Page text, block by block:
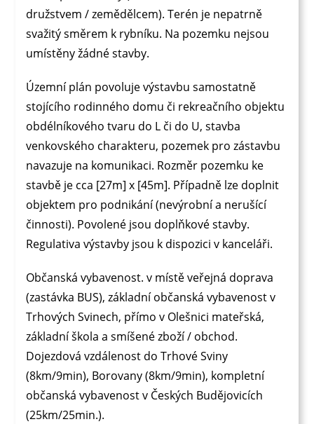
družstvem / zemědělcem). Terén je nepatrně
svažitý směrem k rybníku. Na pozemku nejsou
umístěny žádné stavby.
Územní plán povoluje výstavbu samostatně
stojícího rodinného domu či rekreačního objektu
obdélníkového tvaru do L či do U, stavba
venkovského charakteru, pozemek pro zástavbu
navazuje na komunikaci. Rozměr pozemku ke
stavbě je cca [27m] x [45m]. Případně lze doplnit
objektem pro podnikání (nevýrobní a nerušící
činnosti). Povolené jsou doplňkové stavby.
Regulativa výstavby jsou k dispozici v kanceláři.
Občanská vybavenost. v místě veřejná doprava
(zastávka BUS), základní občanská vybavenost v
Trhových Svinech, přímo v Olešnici mateřská,
základní škola a smíšené zboží / obchod.
Dojezdová vzdálenost do Trhové Sviny
(8km/9min), Borovany (8km/9min), kompletní
občanská vybavenost v Českých Budějovicích
(25km/25min.).